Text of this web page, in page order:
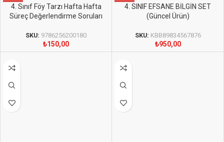
4. Sınıf Föy Tarzı Hafta Hafta
Süreç Değerlendirme Soruları
SKU: 9786256200180
₺150,00
4. SINIF EFSANE BİLGİN SET
(Güncel Ürün)
SKU: KBB89834567876
₺950,00